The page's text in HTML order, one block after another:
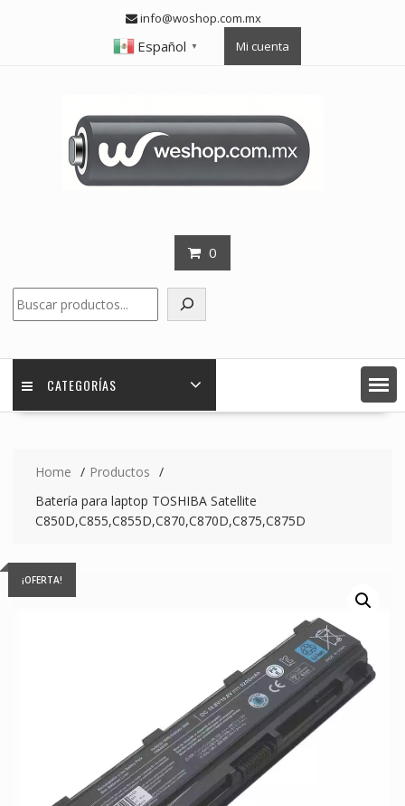
info@woshop.com.mx
Español ▼ Mi cuenta
0
CATEGORÍAS
Home
Productos
Batería para laptop TOSHIBA Satellite
C850D,C855,C855D,C870,C870D,C875,C875D
¡OFERTA!